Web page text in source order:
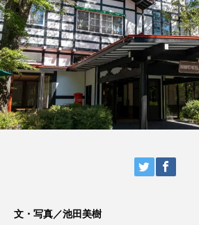
文・写真／池田美樹